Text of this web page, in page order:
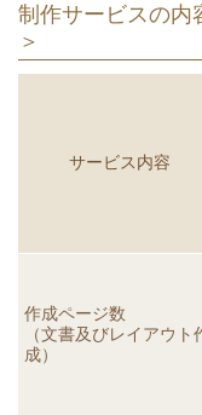
制作サービスの内
＞
サービス内容
作成ページ数
（文書及びレイアウト
成）